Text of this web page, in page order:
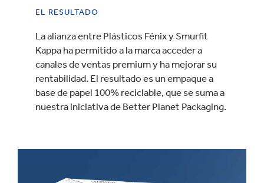
EL RESULTADO
La alianza entre Plásticos Fénix y Smurfit
Kappa ha permitido a la marca acceder a
canales de ventas premium y ha mejorar su
rentabilidad. El resultado es un empaque a
base de papel 100% reciclable, que se suma a
nuestra iniciativa de Better Planet Packaging.